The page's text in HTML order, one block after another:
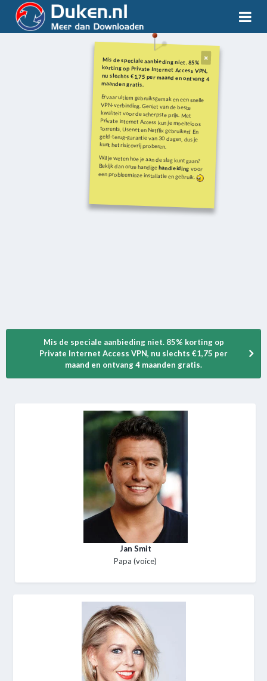
Mis de speciale aanbieding niet. 85%
korting op Private Internet Access VPN,
nu slechts €1,75 per maand en ontvang 4
maanden gratis.
Ervaar ultiem gebruiksgemak en een snelle
VPN-verbinding. Geniet van de beste
kwaliteit voor de scherpste prijs. Met
Private Internet Access kun je moeiteloos
torrents, Usenet en Netflix gebruiken! En
geld-terug-garantie van 30 dagen, dus je
kunt het risicovrij proberen.
Wil je weten hoe je aan de slag kunt gaan?
Bekijk dan onze handigehandleiding voor
een probleemloze installatie en gebruik.
Mis de speciale aanbieding niet. 85% korting op
Private Internet Access VPN, nu slechts €1,75 per
maand en ontvang 4 maanden gratis.
Jan Smit
Papa (voice)